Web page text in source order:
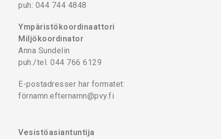
puh: 044 744 4848
Ympäristökoordinaattori
Miljökoordinator
Anna Sundelin
puh./tel. 044 766 6129
E-postadresser har formatet:
förnamn.efternamn@pvy.fi
Vesistöasiantuntija